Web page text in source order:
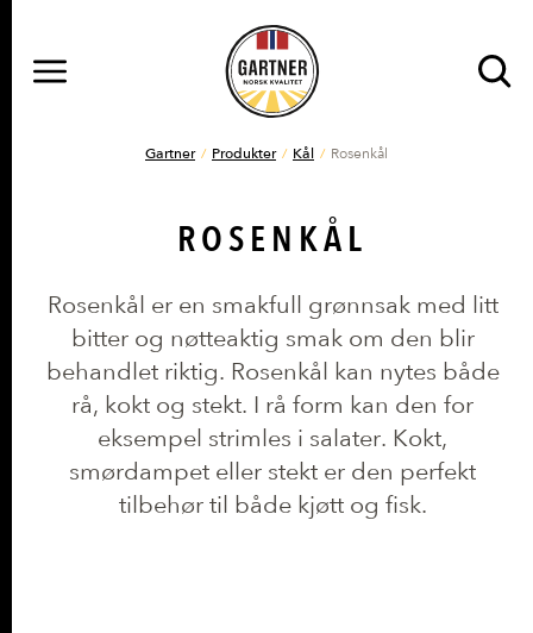
DU ER HER
Gartner Produkter Kål Rosenkål
ROSENKÅL
Rosenkål er en smakfull grønnsak med litt
bitter og nøtteaktig smak om den blir
behandlet riktig. Rosenkål kan nytes både
rå, kokt og stekt. I rå form kan den for
eksempel strimles i salater. Kokt,
smørdampet eller stekt er den perfekt
tilbehør til både kjøtt og fisk.